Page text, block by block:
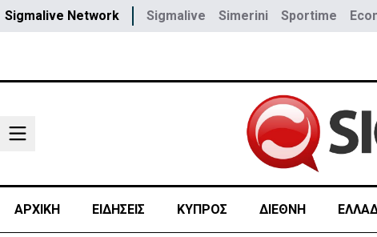
Sigmalive Network Sigmalive Simerini Sportime
ΑΡΧΙΚΗ ΕΙΔΗΣΕΙΣ ΚΥΠΡΟΣ ΔΙΕΘΝΗ